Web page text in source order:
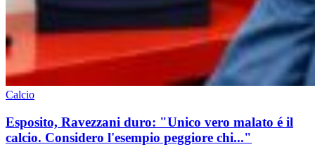
Calcio
Esposito, Ravezzani duro: "Unico vero malato é il
calcio. Considero l'esempio peggiore chi..."